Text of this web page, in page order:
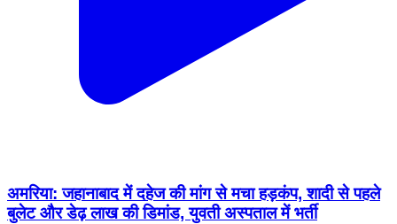
अमरिया: जहानाबाद में दहेज की मांग से मचा हड़कंप, शादी से पहले
बुलेट और डेढ़ लाख की डिमांड, युवती अस्पताल में भर्ती